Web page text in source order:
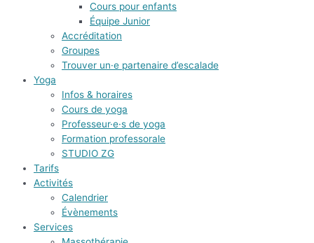
Cours pour enfants
Équipe Junior
Accréditation
Groupes
Trouver un·e partenaire d’escalade
Yoga
Infos & horaires
Cours de yoga
Professeur·e·s de yoga
Formation professorale
STUDIO ZG
Tarifs
Activités
Calendrier
Évènements
Services